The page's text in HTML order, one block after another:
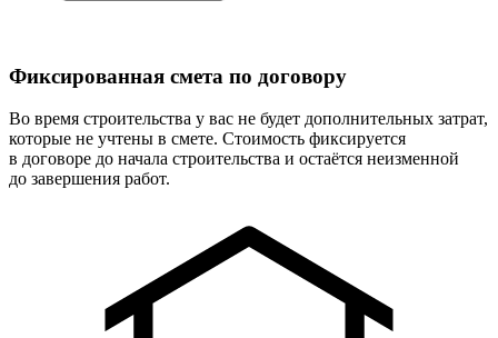
Фиксированная смета по договору
Во время строительства у вас не будет дополнительных затрат,
которые не учтены в смете. Стоимость фиксируется
в договоре до начала строительства и остаётся неизменной
до завершения работ.